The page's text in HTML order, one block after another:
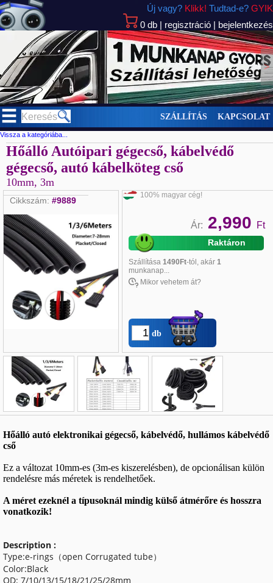
0 db | regisztráció | bejelentkezés
Új vagy? Klikk! Tudtad-e? GYIK
>
SZÁLLÍTÁS KAPCSOLAT
Vissza a kategóriába...
Hőálló Autóipari gégecső, kábelvédő
gégecső, autó kábelköteg cső
10mm, 3m
Cikkszám: #9889
100% magyar cég!
Ár: 2,990 Ft
Raktáron
Szállítása1490Ft-tól, akár1
munkanap...
Mikor vehetem át?
db
E-mail*:
Hőálló autó elektronikai gégecső, kábelvédő, hullámos kábelvédő
cső
Ez a változat 10mm-es (3m-es kiszerelésben), de opcionálisan külön
rendelésre más méretek is rendelhetőek.
A méret ezeknél a típusoknál mindig külső átmérőre és hosszra
vonatkozik!
Description :
Type:e-rings（open Corrugated tube）
Color:Black
OD: 7/10/13/15/18/21/25/28mm